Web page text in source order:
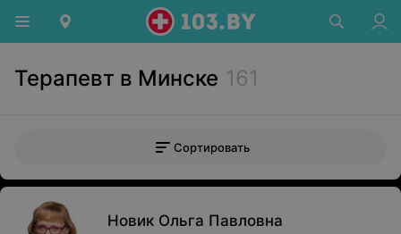
Терапевт в Минске 161
Сортировать
Новик Ольга Павловна